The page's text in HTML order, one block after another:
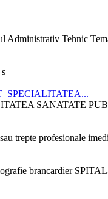
Administrativ Tehnic
SANATATE
trepte profesionale
brancardier